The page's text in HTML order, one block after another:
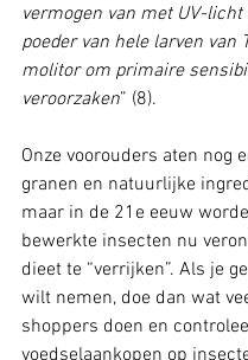
vermogen van met UV-
poeder van hele larven van
molitor om primaire
veroorzaken” (8).
Onze voorouders aten nog
granen en natuurlijke
maar in de 21e eeuw
bewerkte insecten nu
dieet te “verrijken”. Als je
wilt nemen, doe dan wat
shoppers doen en
voedselaankopen op